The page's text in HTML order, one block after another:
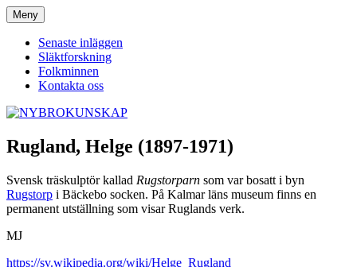
Hoppa
till
innehåll
NYBROKUNSKAP
Meny
Senaste inläggen
Släktforskning
Folkminnen
Kontakta oss
Rugland, Helge (1897-1971)
Svensk träskulptör kallad Rugstorparn som var bosatt i byn
Rugstorp i Bäckebo socken. På Kalmar läns museum finns en
permanent utställning som visar Ruglands verk.
MJ
https://sv.wikipedia.org/wiki/Helge_Rugland